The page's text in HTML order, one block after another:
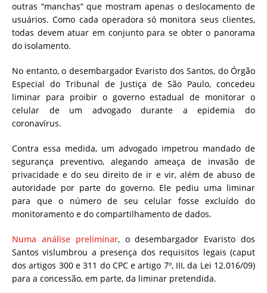
outras “manchas” que mostram apenas o deslocamento de
usuários. Como cada operadora só monitora seus clientes,
todas devem atuar em conjunto para se obter o panorama
do isolamento.
No entanto, o desembargador Evaristo dos Santos, do Órgão
Especial do Tribunal de Justiça de São Paulo, concedeu
liminar para proibir o governo estadual de monitorar o
celular de um advogado durante a epidemia do
coronavírus.
Contra essa medida, um advogado impetrou mandado de
segurança preventivo, alegando ameaça de invasão de
privacidade e do seu direito de ir e vir, além de abuso de
autoridade por parte do governo. Ele pediu uma liminar
para que o número de seu celular fosse excluído do
monitoramento e do compartilhamento de dados.
Numa análise preliminar, o desembargador Evaristo dos
Santos vislumbrou a presença dos requisitos legais (caput
dos artigos 300 e 311 do CPC e artigo 7º, III, da Lei 12.016/09)
para a concessão, em parte, da liminar pretendida.